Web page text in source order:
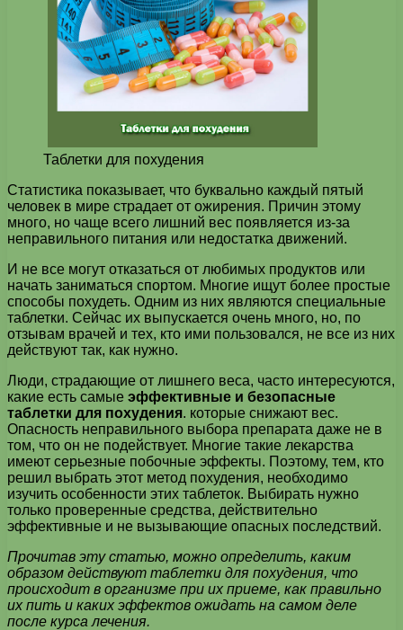
Таблетки для похудения
Статистика показывает, что буквально каждый пятый
человек в мире страдает от ожирения. Причин этому
много, но чаще всего лишний вес появляется из-за
неправильного питания или недостатка движений.
И не все могут отказаться от любимых продуктов или
начать заниматься спортом. Многие ищут более простые
способы похудеть. Одним из них являются специальные
таблетки. Сейчас их выпускается очень много, но, по
отзывам врачей и тех, кто ими пользовался, не все из них
действуют так, как нужно.
Люди, страдающие от лишнего веса, часто интересуются,
какие есть самые эффективные и безопасные
таблетки для похудения. которые снижают вес.
Опасность неправильного выбора препарата даже не в
том, что он не подействует. Многие такие лекарства
имеют серьезные побочные эффекты. Поэтому, тем, кто
решил выбрать этот метод похудения, необходимо
изучить особенности этих таблеток. Выбирать нужно
только проверенные средства, действительно
эффективные и не вызывающие опасных последствий.
Прочитав эту статью, можно определить, каким
образом действуют таблетки для похудения, что
происходит в организме при их приеме, как правильно
их пить и каких эффектов ожидать на самом деле
после курса лечения.